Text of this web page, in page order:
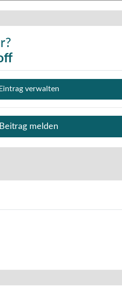
Eintrag verwalten
Beitrag melden